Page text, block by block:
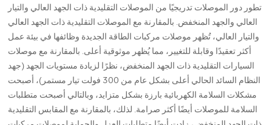
تطور دور الموصلات تدريجيًا من الموصلات التقليدية ذات الجهد العالي والتيار
العالي والجهد المنخفض. بالمقارنة مع الموصلات التقليدية ذات الجهد العالي
والتيار العالي، تُظهر موصلات مركبات الطاقة الجديدة وظائفها في بيئة عمل
أكثر تعقيدًا وقابلة للتغيير، مما يُظهر موثوقية أعلى. بالمقارنة مع موصلات
السيارات التقليدية ذات الجهد المنخفض، نظرًا لزيادة مستويات الجهد (جهد
النظام السائد الحالي أعلى بشكل عام من 300 فولت تيار مستمر)، أصبحت
مشكلات السلامة الكهربائية بارزة بشكل متزايد، وبالتالي أصبحت متطلبات
السلامة للموصلات أيضًا أكثر صرامة. لذلك، بالمقارنة مع المقابس التقليدية